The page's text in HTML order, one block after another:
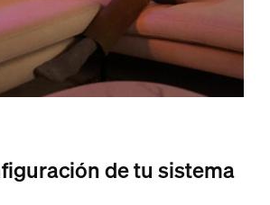
de tu sistema